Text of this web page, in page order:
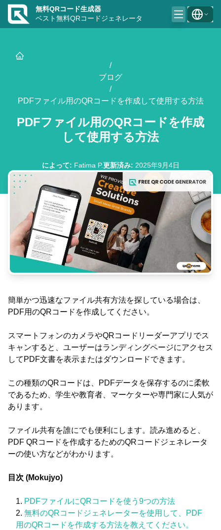
無料QRコード生成器
ベスト無料QRコードジェネレータ
/
ブログ
/
PDFファイル用のQRコードを作成して使用する方法
PDFファイル用のQRコードを作成
して使用する方法
によって: Fatima P.更新済み: 2025年9月4日
簡単かつ迅速なファイル共有方法を探している場合は、
PDF用のQRコードを作成してください。
スマートフォンのカメラやQRコードリーダーアプリでス
キャンすると、ユーザーはランディングページにアクセス
してPDF文書を表示またはダウンロードできます。
この種類のQRコードは、PDFデータを保存するのに柔軟
であるため、学生や教育者、マーケターや専門家に人気が
あります。
ファイル共有を誰にでも便利にします。読み進めると、
PDF QRコードを作成するためのQRコードジェネレータ
ーの使い方などがわかります。
目次 (Mokujyo)
PDFファイルにQRコードを使う9つの方法
無料のQRコードジェネレーターを使用して、PDF
用のQRコードを作成する方法を教えてください。